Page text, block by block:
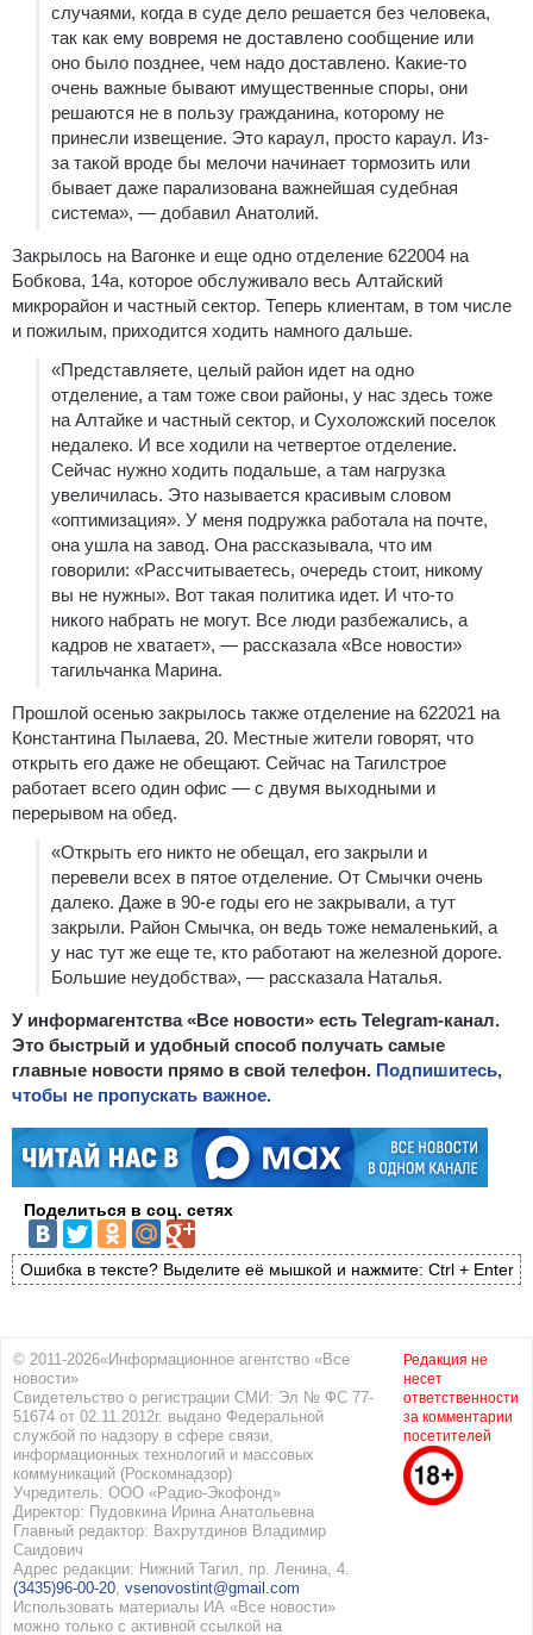
случаями, когда в суде дело решается без человека,
так как ему вовремя не доставлено сообщение или
оно было позднее, чем надо доставлено. Какие-то
очень важные бывают имущественные споры, они
решаются не в пользу гражданина, которому не
принесли извещение. Это караул, просто караул. Из-
за такой вроде бы мелочи начинает тормозить или
бывает даже парализована важнейшая судебная
система», — добавил Анатолий.
Закрылось на Вагонке и еще одно отделение 622004 на
Бобкова, 14а, которое обслуживало весь Алтайский
микрорайон и частный сектор. Теперь клиентам, в том числе
и пожилым, приходится ходить намного дальше.
«Представляете, целый район идет на одно
отделение, а там тоже свои районы, у нас здесь тоже
на Алтайке и частный сектор, и Сухоложский поселок
недалеко. И все ходили на четвертое отделение.
Сейчас нужно ходить подальше, а там нагрузка
увеличилась. Это называется красивым словом
«оптимизация». У меня подружка работала на почте,
она ушла на завод. Она рассказывала, что им
говорили: «Рассчитываетесь, очередь стоит, никому
вы не нужны». Вот такая политика идет. И что-то
никого набрать не могут. Все люди разбежались, а
кадров не хватает», — рассказала «Все новости»
тагильчанка Марина.
Прошлой осенью закрылось также отделение на 622021 на
Константина Пылаева, 20. Местные жители говорят, что
открыть его даже не обещают. Сейчас на Тагилстрое
работает всего один офис — с двумя выходными и
перерывом на обед.
«Открыть его никто не обещал, его закрыли и
перевели всех в пятое отделение. От Смычки очень
далеко. Даже в 90-е годы его не закрывали, а тут
закрыли. Район Смычка, он ведь тоже немаленький, а
у нас тут же еще те, кто работают на железной дороге.
Большие неудобства», — рассказала Наталья.
У информагентства «Все новости» есть Telegram-канал.
Это быстрый и удобный способ получать самые
главные новости прямо в свой телефон. Подпишитесь,
чтобы не пропускать важное.
Поделиться в соц. сетях
Ошибка в тексте? Выделите её мышкой и нажмите: Ctrl + Enter
© 2011-2026«Информационное агентство «Все
новости»
Свидетельство о регистрации СМИ: Эл № ФС 77-
51674 от 02.11.2012г. выдано Федеральной
службой по надзору в сфере связи,
информационных технологий и массовых
коммуникаций (Роскомнадзор)
Учредитель: ООО «Радио-Экофонд»
Директор: Пудовкина Ирина Анатольевна
Главный редактор: Вахрутдинов Владимир
Саидович
Адрес редакции: Нижний Тагил, пр. Ленина, 4.
(3435)96-00-20, vsenovostint@gmail.com
Использовать материалы ИА «Все новости»
можно только с активной ссылкой на
Редакция не
несет
ответственности
за комментарии
посетителей